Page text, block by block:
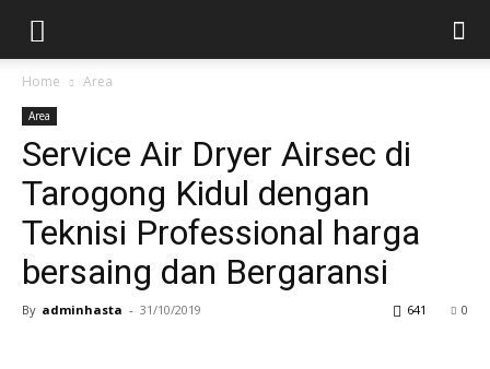
Home Area
Area
Service Air Dryer Airsec di
Tarogong Kidul dengan
Teknisi Professional harga
bersaing dan Bergaransi
By adminhasta - 31/10/2019 0
641